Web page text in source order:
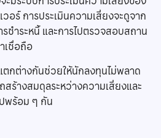
อร์ การประเมินความเสี่ยงจะดูจาก
ชำระหนี้ และการไปตรวจสอบสถาน
เชื่อถือ
ตกต่างกันช่วยให้นักลงทุนไม่พลาด
สร้างสมดุลระหว่างความเสี่ยงและ
พร้อม ๆ กัน